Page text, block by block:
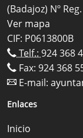
(Badajoz) Nº
Ver mapa
CIF: P0613800B
Telf.: 924 368
Fax: 924 368
E-mail:
Enlaces
Inicio